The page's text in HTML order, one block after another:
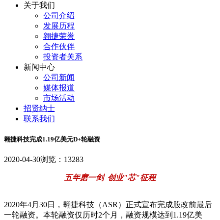
关于我们
公司介绍
发展历程
翱捷荣誉
合作伙伴
投资者关系
新闻中心
公司新闻
媒体报道
市场活动
招贤纳士
联系我们
翱捷科技完成1.19亿美元D+轮融资
2020-04-30浏览：13283
五年磨一剑 创业"芯"征程
2020年4月30日，翱捷科技（ASR）正式宣布完成股改前最后
一轮融资。 本轮融资仅历时2个月，融资规模达到1.19亿美